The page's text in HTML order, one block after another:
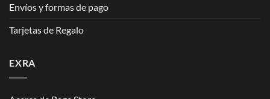
Envíos y formas de pago
Tarjetas de Regalo
EXRA